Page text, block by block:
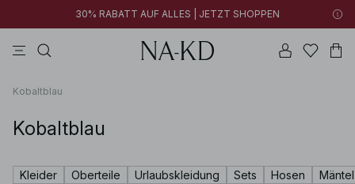
30% RABATT AUF ALLES | JETZT SHOPPEN
Kobaltblau
Kobaltblau
Kleider Oberteile Urlaubskleidung Sets Hosen